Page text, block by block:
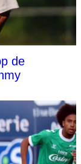
de